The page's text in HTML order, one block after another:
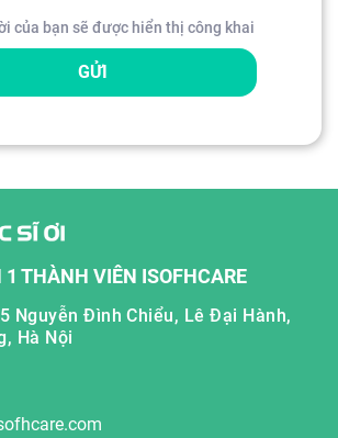
của bạn sẽ được hiển thị công khai
GỬI
1 THÀNH VIÊN ISOFHCARE
Nguyễn Đình Chiểu, Lê Đại Hành,
Hà Nội